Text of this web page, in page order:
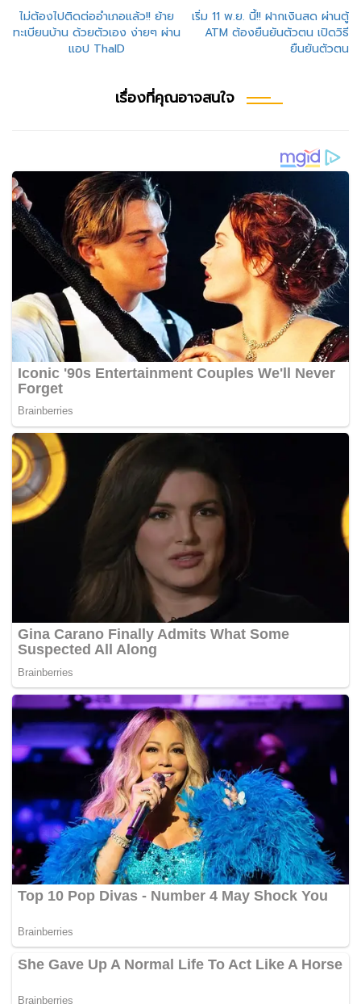
แนะแนว
เรื่อง
ไม่ต้องไปติดต่ออำเภอแล้ว!! ย้าย
ทะเบียนบ้าน ด้วยตัวเอง ง่ายๆ ผ่าน
แอป ThaID
เริ่ม 11 พ.ย. นี้!! ฝากเงินสด ผ่านตู้
ATM ต้องยืนยันตัวตน เปิดวิธี
ยืนยันตัวตน
เรื่องที่คุณอาจสนใจ